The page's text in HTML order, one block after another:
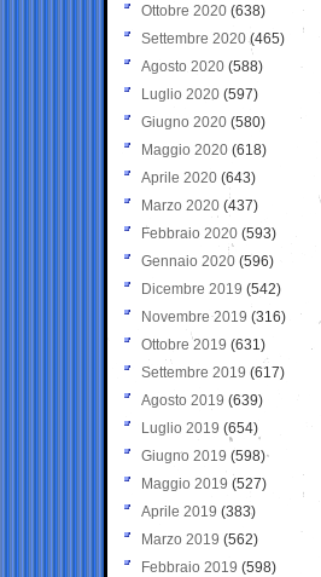
Ottobre 2020 (638)
Settembre 2020(465)
Agosto 2020 (588)
Luglio 2020 (597)
Giugno 2020 (580)
Maggio 2020 (618)
Aprile 2020 (643)
Marzo 2020 (437)
Febbraio 2020 (593)
Gennaio 2020 (596)
Dicembre 2019 (542)
Novembre 2019 (316)
Ottobre 2019 (631)
Settembre 2019 (617)
Agosto 2019 (639)
Luglio 2019 (654)
Giugno 2019 (598)
Maggio 2019 (527)
Aprile 2019 (383)
Marzo 2019 (562)
Febbraio 2019 (598)